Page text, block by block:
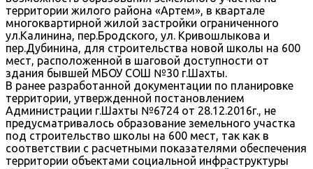
территории жилого района «Артем», в квартале
многоквартирной жилой застройки ограниченного
ул.Калинина, пер.Бродского, ул. Кривошлыкова и
пер.Дубинина, для строительства новой школы на 600
мест, расположенной в шаговой доступности от
здания бывшей МБОУ СОШ №30 г.Шахты.
В ранее разработанной документации по планировке
территории, утвержденной постановлением
Администрации г.Шахты №6724 от 28.12.2016г., не
предусматривалось образование земельного участка
под строительство школы на 600 мест, так как в
соответствии с расчетными показателями обеспечения
территории объектами социальной инфраструктуры